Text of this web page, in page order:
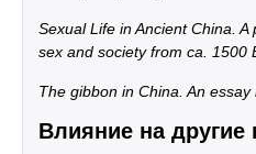
Sexual Life in Ancient China.
sex and society from ca. 1500
The gibbon in China. An
Влияние на другие